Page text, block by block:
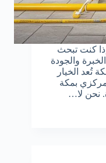
شركة تمديد الغاز بمكة 0542563315 إذا كنت تبحث
والجودة
تُعد الخيار
مركزي بمكة
نحن لا…